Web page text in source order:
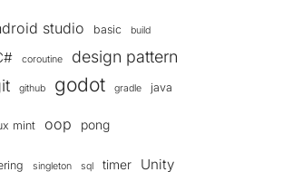
studio basic build
coroutine design pattern
github godot gradle java
mint oop pong
singleton sql timer Unity